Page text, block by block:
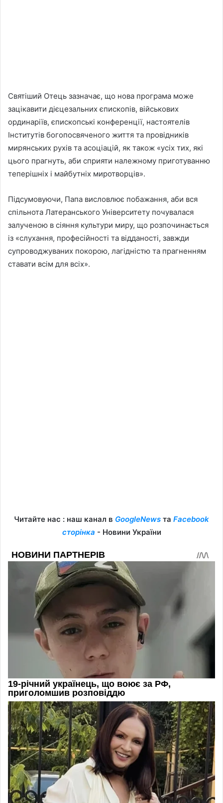
Святіший Отець зазначає, що нова програма може
зацікавити дієцезальних єпископів, військових
ординаріїв, єпископські конференції, настоятелів
Інститутів богопосвяченого життя та провідників
мирянських рухів та асоціацій, як також «усіх тих, які
цього прагнуть, аби сприяти належному приготуванню
теперішніх і майбутніх миротворців».
Підсумовуючи, Папа висловлює побажання, аби вся
спільнота Латеранського Університету почувалася
залученою в сіяння культури миру, що розпочинається
із «слухання, професійності та відданості, завжди
супроводжуваних покорою, лагідністю та прагненням
ставати всім для всіх».
Читайте нас : наш канал в GoogleNews та Facebook
сторінка - Новини України